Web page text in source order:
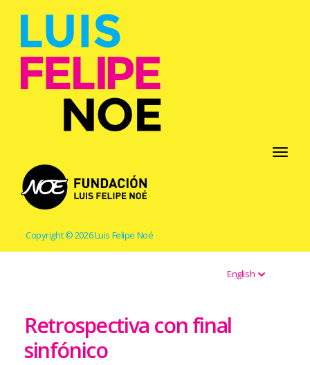
Toggle
Copyright © 2026 Luis Felipe Noé
English
Retrospectiva con final
sinfónico